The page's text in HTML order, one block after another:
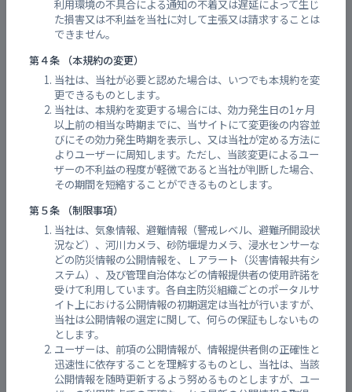
利用環境の不具合による通知の不着又は遅延によって生じ
た損害又は不利益を当社に対して主張又は請求することは
できません。
第４条 （本規約の変更）
当社は、当社が必要と認めた場合は、いつでも本規約を変
更できるものとします。
当社は、本規約を変更する場合には、効力発生日の1ヶ月
以上前の相当な時期までに、当サイトにて変更後の内容並
びにその効力発生時期を表示し、又は当社が定める方法に
よりユーザーに周知します。ただし、当該変更によるユー
ザーの不利益の程度が軽微であると当社が判断した場合、
その期間を短縮することができるものとします。
第５条 （制限事項）
当社は、気象情報、避難情報（警戒レベル、避難所開設状
況など）、河川カメラ、砂防堰堤カメラ、浸水センサーな
どの防災情報の公開情報を、Ｌアラート（災害情報共有シ
ステム）、及び管理自治体などの情報提供者の使用許諾を
受けて利用しています。各自主防災組織ごとのポータルサ
イト上における公開情報の初期選定は当社が行いますが、
当社は公開情報の選定に関して、何らの保証もしないもの
とします。
ユーザーは、前項の公開情報が、情報提供者側の正確性と
迅速性に依存することを理解するものとし、当社は、当該
公開情報を随時更新するよう努めるものとしますが、ユー
雨量実況 五月が丘(広島市) 観測所